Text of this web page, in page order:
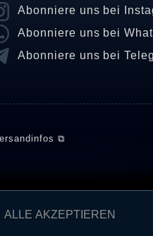
Abonniere uns bei
Abonniere uns bei
Abonniere uns bei
⧉
und manuelle Maßnahmen
stammen, die die Ware
über die erfolgte
ALLE AKZEPTIEREN